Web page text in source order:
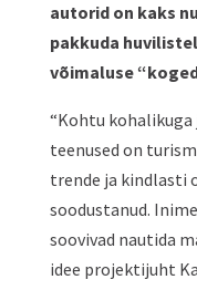
autorid on kaks
pakkuda
võimaluse
“Kohtu kohalikuga
teenused on
trende ja kindlasti
soodustanud.
soovivad nautida
idee projektijuht